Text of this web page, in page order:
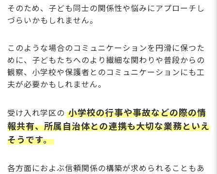
そのため、子ども同士の関係性や悩みにアプローチし
づらいかもしれません。
このような場合のコミュニケーションを円滑に保つた
めに、子どもたちへのより繊細な関わりや普段からの
観察、小学校や保護者とのコミュニケーションにも工
夫が必要かもしれません。
受け入れ学区の 小学校の行事や事故などの際の情
報共有、所属自治体との連携も大切な業務といえ
そうです。
各方面におよぶ信頼関係の構築が求められることもあ